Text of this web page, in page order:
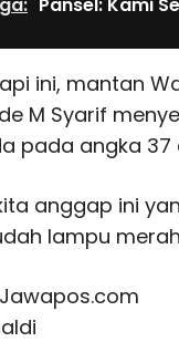
ini, mantan
M Syarif
pada angka 37
anggap ini
lampu